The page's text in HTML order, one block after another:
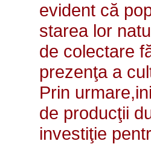
evident că
starea lor
de colectare
prezenţa a
Prin
de producţii
investiţie